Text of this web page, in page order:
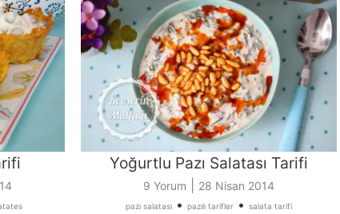
Yoğurtlu Pazı Salatası Tarifi
9 Yorum 28 Nisan 2014
pazı salatası • pazılı tarifler • salata tarifi